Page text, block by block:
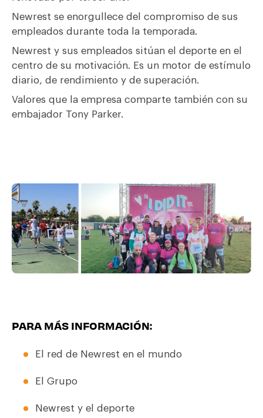
Newrest se enorgullece del compromiso de sus
empleados durante toda la temporada.
Newrest y sus empleados sitúan el deporte en el
centro de su motivación. Es un motor de estímulo
diario, de rendimiento y de superación.
Valores que la empresa comparte también con su
embajador Tony Parker.
PARA MÁS INFORMACIÓN:
El red de Newrest en el mundo
El Grupo
Newrest y el deporte